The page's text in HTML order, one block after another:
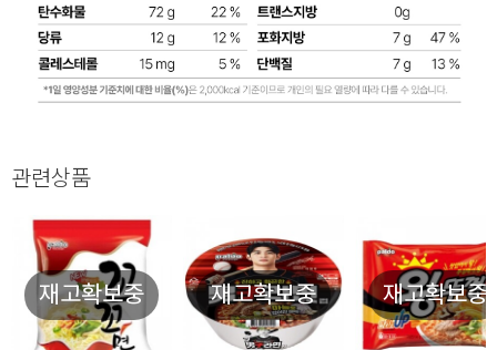
관련상품
재고확보중 재고확보중 재고확보중